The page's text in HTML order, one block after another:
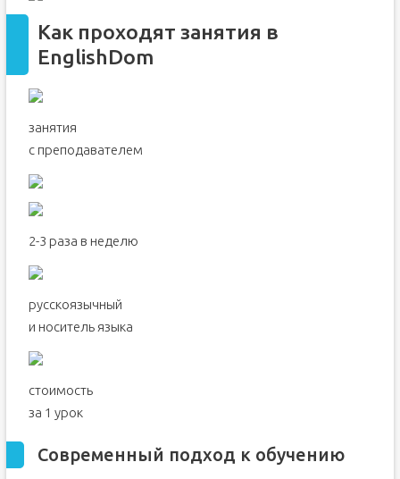
Как проходят занятия в
EnglishDom
занятия
с преподавателем
2-3 раза в неделю
русскоязычный
и носитель языка
стоимость
за 1 урок
Современный подход к обучению